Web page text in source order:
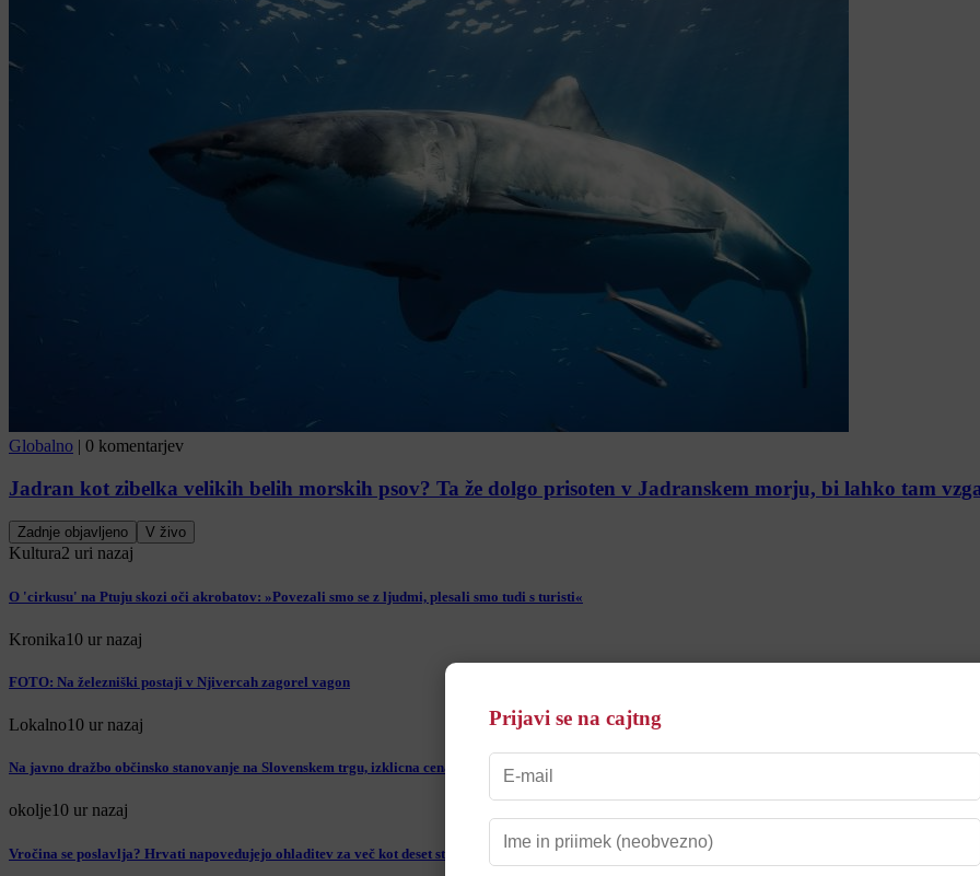
Globalno | 0 komentarjev
Jadran kot zibelka velikih belih morskih psov? Ta že dolgo prisoten v Jadranskem morju, bi lahko tam
Zadnje objavljeno V živo
Kultura2 uri nazaj
O 'cirkusu' na Ptuju skozi oči akrobatov: »Povezali smo se z ljudmi, plesali smo tudi s turisti«
Kronika10 ur nazaj
FOTO: Na železniški postaji v Njivercah zagorel vagon
Lokalno10 ur nazaj
Na javno dražbo občinsko stanovanje na Slovenskem trgu, izklicna cena preseneča
okolje10 ur nazaj
Vročina se poslavlja? Hrvati napovedujejo ohladitev za več kot deset stopinj
Prijavi se na cajtng